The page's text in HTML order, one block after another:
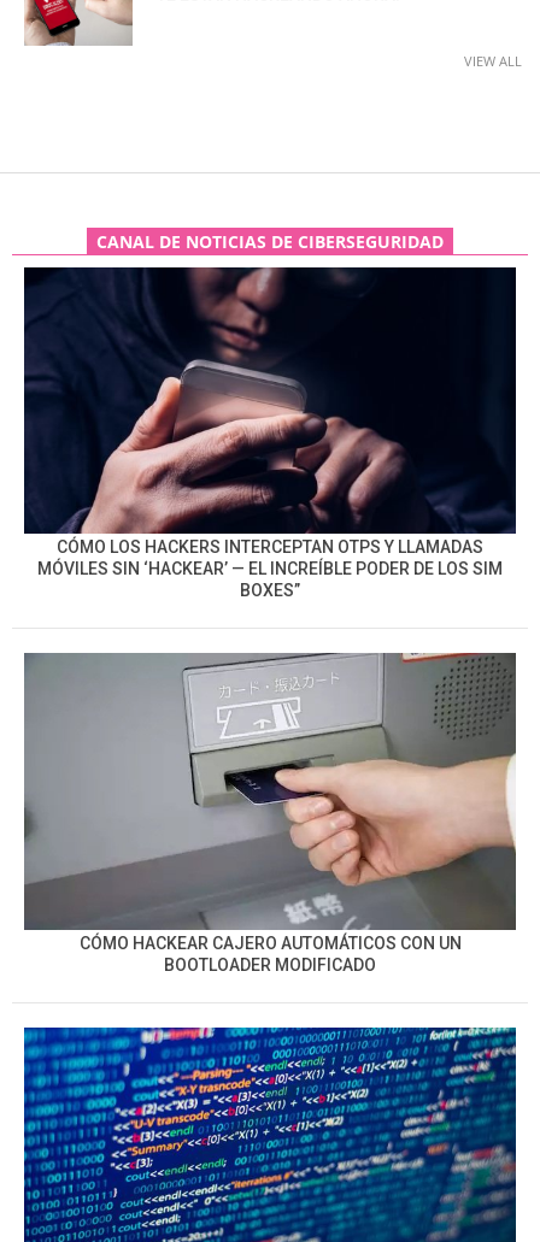
VIEW ALL
CANAL DE NOTICIAS DE CIBERSEGURIDAD
CÓMO LOS HACKERS INTERCEPTAN OTPS Y LLAMADAS
MÓVILES SIN ‘HACKEAR’ — EL INCREÍBLE PODER DE LOS SIM
BOXES”
CÓMO HACKEAR CAJERO AUTOMÁTICOS CON UN
BOOTLOADER MODIFICADO